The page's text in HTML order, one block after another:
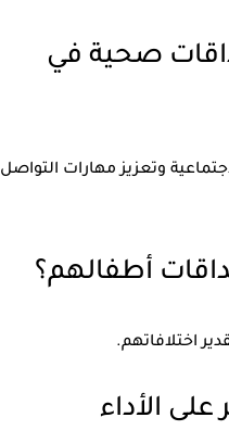
صحية في
وتعزيز مهارات التواصل
الأداء